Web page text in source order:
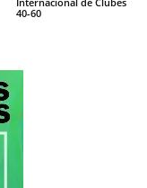
40-60